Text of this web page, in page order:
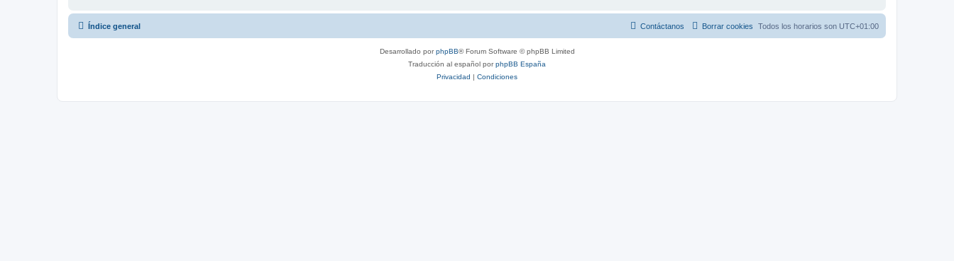
Índice general Todos los horarios son UTC+01:00
Borrar cookies
Contáctanos
Desarrollado porphpBB® Forum Software © phpBB Limited
Traducción al español porphpBB España
Privacidad | Condiciones